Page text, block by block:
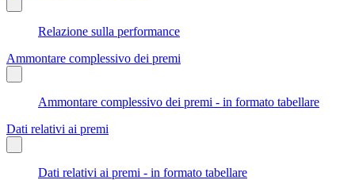
Relazione sulla performance
Ammontare complessivo dei premi
Ammontare complessivo dei premi - in formato tabellare
Dati relativi ai premi
Dati relativi ai premi - in formato tabellare